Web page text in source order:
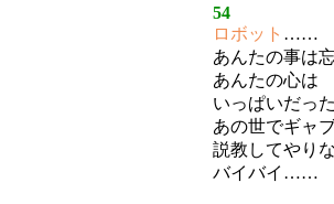
54
ロボット ……
あんたの事は
あんたの心は
いっぱいだっ
あの世でギャ
説教してやり
バイバイ……